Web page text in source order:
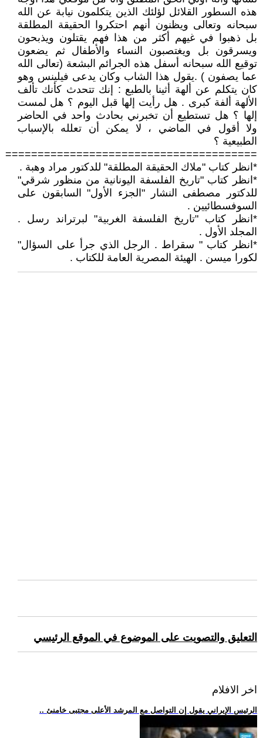
هذه السطور القلائل لؤلئك الذين يتكلمون نيابة عن الله
سبحانه وتعالى ويظنون أنهم احتكروا الحقيقة المطلقة
بل ذهبوا في غيهم أكثر من هذا فهم يقتلون ويذبحون
ويسرقون بل ويغتصبون النساء والأطفال ثم يضعون
توقيع الله سبحانه أسفل هذه الجرائم البشعة (تعالى الله
عما يصفون ) .يقول هذا الشاب وكان يدعى فيلينس وهو
كان يتكلم عن ألهة أثينا بالطبع : إنك تتحدث كأنك تألف
الألهة ألفة كبرى . هل رأيت إلها قبل اليوم ؟ هل لمست
إلها ؟ هل تستطيع أن تخبرني بحادث واحد في الحاضر
ولا أقول في الماضي ، لا يمكن أن تعلله بالإسباب
الطبيعية ؟
=======================================
*انظر كتاب "ملاك الحقيقة المطلقة" للدكتور مراد وهبة .
*انظر كتاب "تاريخ الفلسفة اليونانية من منظور شرقي"
للدكتور مصطفى النشار "الجزء الأول" السابقون على
السوفسطائيين .
*انظر كتاب "تاريخ الفلسفة الغربية" لبرتراند رسل .
المجلد الأول .
*انظر كتاب " سقراط . الرجل الذي جرأ على السؤال"
لكورا ميسن . الهيئة المصرية العامة للكتاب .
التعليق والتصويت على الموضوع في الموقع الرئيسي
اخر الافلام
.. الرئيس الإيراني يقول إن التواصل مع المرشد الأعلى مجتبى خامنئ